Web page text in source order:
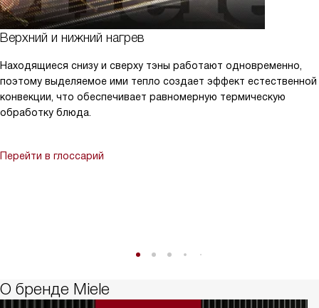
Верхний и нижний нагрев
Находящиеся снизу и сверху тэны работают одновременно,
поэтому выделяемое ими тепло создает эффект естественной
конвекции, что обеспечивает равномерную термическую
обработку блюда.
Перейти в глоссарий
О бренде Miele